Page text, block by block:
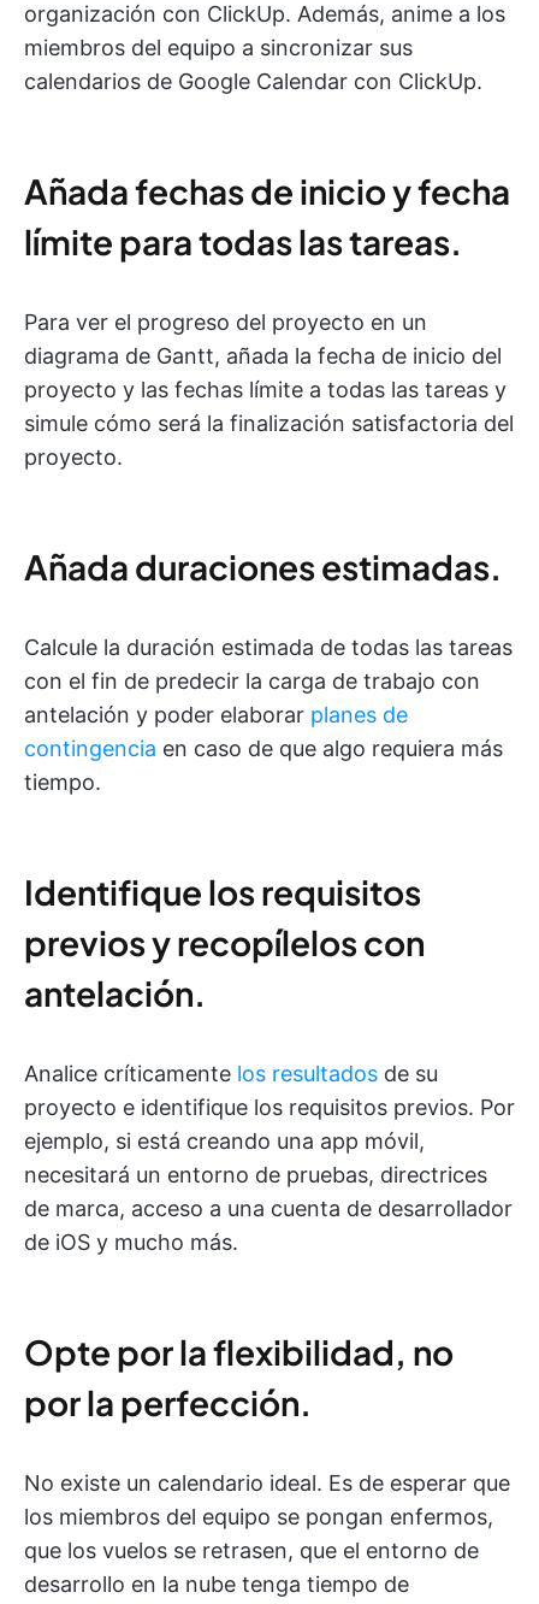
organización con ClickUp. Además, anime a los
miembros del equipo a sincronizar sus
calendarios de Google Calendar con ClickUp.
Añada fechas de inicio y fecha
límite para todas las tareas.
Para ver el progreso del proyecto en un
diagrama de Gantt, añada la fecha de inicio del
proyecto y las fechas límite a todas las tareas y
simule cómo será la finalización satisfactoria del
proyecto.
Añada duraciones estimadas.
Calcule la duración estimada de todas las tareas
con el fin de predecir la carga de trabajo con
antelación y poder elaborar planes de
contingencia en caso de que algo requiera más
tiempo.
Identifique los requisitos
previos y recopílelos con
antelación.
Analice críticamente los resultados de su
proyecto e identifique los requisitos previos. Por
ejemplo, si está creando una app móvil,
necesitará un entorno de pruebas, directrices
de marca, acceso a una cuenta de desarrollador
de iOS y mucho más.
Opte por la flexibilidad, no
por la perfección.
No existe un calendario ideal. Es de esperar que
los miembros del equipo se pongan enfermos,
que los vuelos se retrasen, que el entorno de
desarrollo en la nube tenga tiempo de